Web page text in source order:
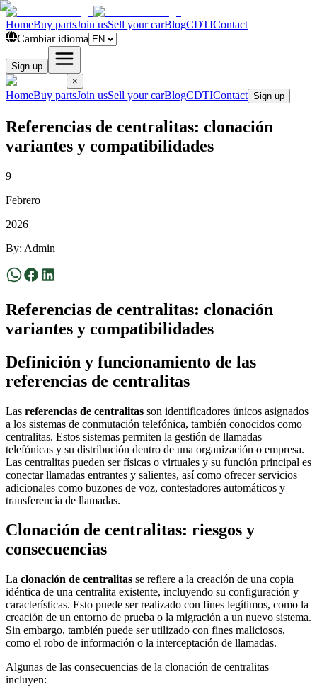
HomeBuy partsJoin usSell your carBlogCDTIContact
Cambiar idioma
Sign up
×
HomeBuy partsJoin usSell your carBlogCDTIContact Sign up
Referencias de centralitas: clonación
variantes y compatibilidades
9
Febrero
2026
By: Admin
Referencias de centralitas: clonación
variantes y compatibilidades
Definición y funcionamiento de las
referencias de centralitas
Las referencias de centralitas son identificadores únicos asignados
a los sistemas de conmutación telefónica, también conocidos como
centralitas. Estos sistemas permiten la gestión de llamadas
telefónicas y su distribución dentro de una organización o empresa.
Las centralitas pueden ser físicas o virtuales y su función principal es
conectar llamadas entrantes y salientes, así como ofrecer servicios
adicionales como buzones de voz, contestadores automáticos y
transferencia de llamadas.
Clonación de centralitas: riesgos y
consecuencias
La clonación de centralitas se refiere a la creación de una copia
idéntica de una centralita existente, incluyendo su configuración y
características. Esto puede ser realizado con fines legítimos, como la
creación de un entorno de prueba o la migración a un nuevo sistema.
Sin embargo, también puede ser utilizado con fines maliciosos,
como el robo de información o la interceptación de llamadas.
Algunas de las consecuencias de la clonación de centralitas
incluyen: